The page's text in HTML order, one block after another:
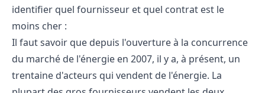
identifier quel fournisseur et quel contrat est le
moins cher :
Il faut savoir que depuis l'ouverture à la concurrence
du marché de l'énergie en 2007, il y a, à présent, un
trentaine d'acteurs qui vendent de l'énergie. La